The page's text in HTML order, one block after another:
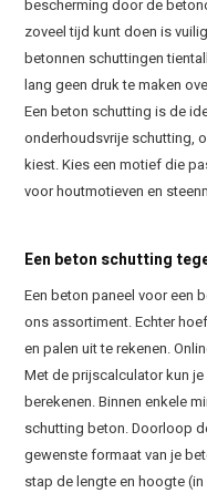
bescherming door de
zoveel tijd kunt doen is
betonnen schuttingen
lang geen druk te maken
Een beton schutting is de
onderhoudsvrije schutting,
kiest. Kies een motief die
voor houtmotieven en
Een beton schutting
Een beton paneel voor een
ons assortiment. Echter
en palen uit te rekenen.
Met de prijscalculator kun
berekenen. Binnen enkele
schutting beton. Doorloop
gewenste formaat van je
stap de lengte en hoogte